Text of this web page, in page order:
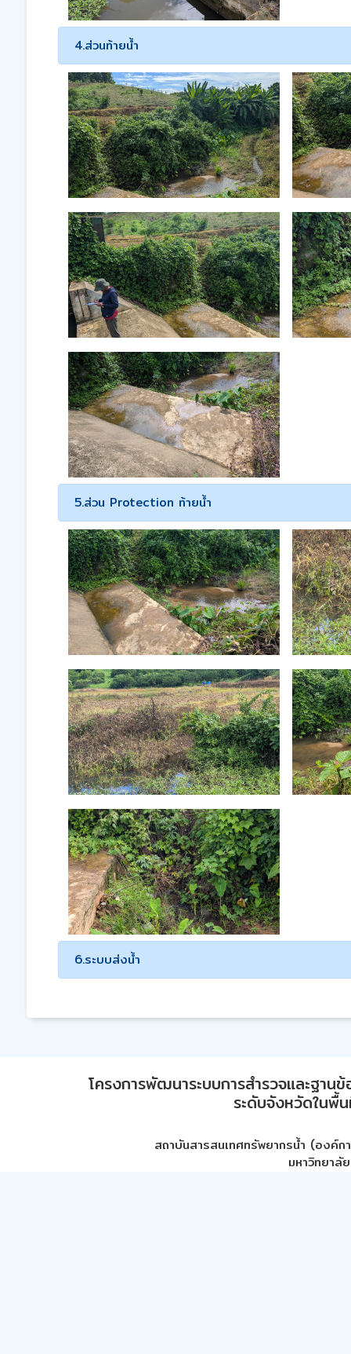
4.ส่วนท้ายน้ำ
5.ส่วน Protection ท้ายน้ำ
6.ระบบส่งน้ำ
โครงการพัฒนาระบบการสำรวจและฐา
ระดับจังหวัดในพื้
สถาบันสารสนเทศทรัพยากรน้ำ (องค์ก
มหาวิทยาลั